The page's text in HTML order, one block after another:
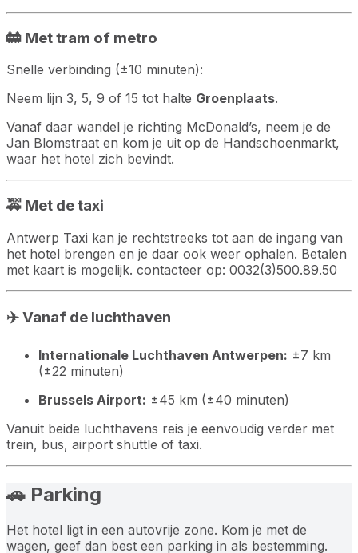
🚋 Met tram of metro
Snelle verbinding (±10 minuten):
Neem lijn 3, 5, 9 of 15 tot halte Groenplaats.
Vanaf daar wandel je richting McDonald’s, neem je de
Jan Blomstraat en kom je uit op de Handschoenmarkt,
waar het hotel zich bevindt.
🚕 Met de taxi
Antwerp Taxi kan je rechtstreeks tot aan de ingang van
het hotel brengen en je daar ook weer ophalen. Betalen
met kaart is mogelijk. contacteer op: 0032(3)500.89.50
✈️ Vanaf de luchthaven
Internationale Luchthaven Antwerpen: ±7 km
(±22 minuten)
Brussels Airport: ±45 km (±40 minuten)
Vanuit beide luchthavens reis je eenvoudig verder met
trein, bus, airport shuttle of taxi.
🚗 Parking
Het hotel ligt in een autovrije zone. Kom je met de
wagen, geef dan best een parking in als bestemming.